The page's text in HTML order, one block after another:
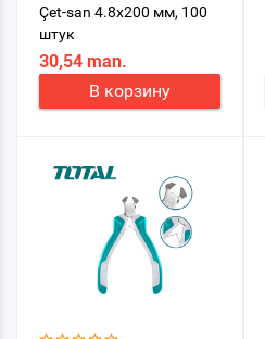
Çet-san 4.8x200 мм, 100
штук
30,54 man.
В корзину